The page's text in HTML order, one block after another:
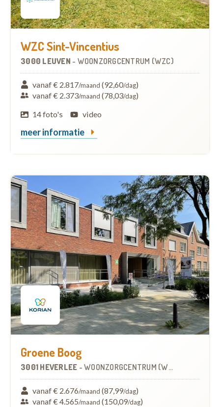
WZC Sint-Vincentius
3000 LEUVEN - WOONZORGCENTRUM (WZC)
vanaf € 2.817/maand (92,60/dag)
vanaf € 2.373/maand (78,03/dag)
14 foto's
video
meer informatie
Groene Boog
3001 HEVERLEE - WOONZORGCENTRUM (WZC)
vanaf € 2.676/maand (87,99/dag)
vanaf € 4.565/maand (150,09/dag)